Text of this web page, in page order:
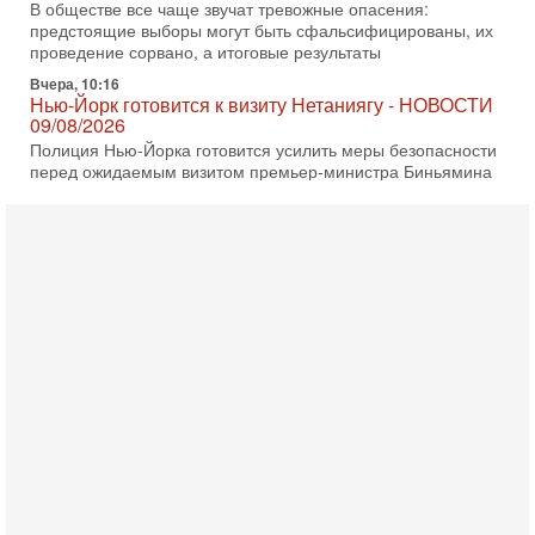
В обществе все чаще звучат тревожные опасения:
предстоящие выборы могут быть сфальсифицированы, их
проведение сорвано, а итоговые результаты
Вчера, 10:16
Нью-Йорк готовится к визиту Нетаниягу - НОВОСТИ
09/08/2026
Полиция Нью-Йорка готовится усилить меры безопасности
перед ожидаемым визитом премьер-министра Биньямина